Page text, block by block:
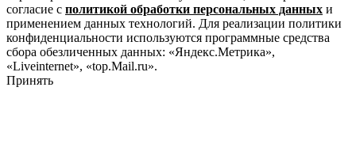
согласие с политикой обработки персональных данных и
применением данных технологий. Для реализации политики
конфиденциальности используются программные средства
сбора обезличенных данных: «Яндекс.Метрика»,
«Liveinternet», «top.Mail.ru».
Принять